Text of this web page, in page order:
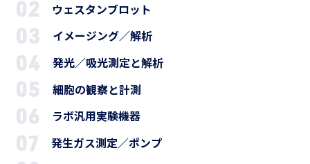
ウェスタンブロット
イメージング／解析
発光／吸光測定と解析
細胞の観察と計測
ラボ汎用実験機器
発生ガス測定／ポンプ